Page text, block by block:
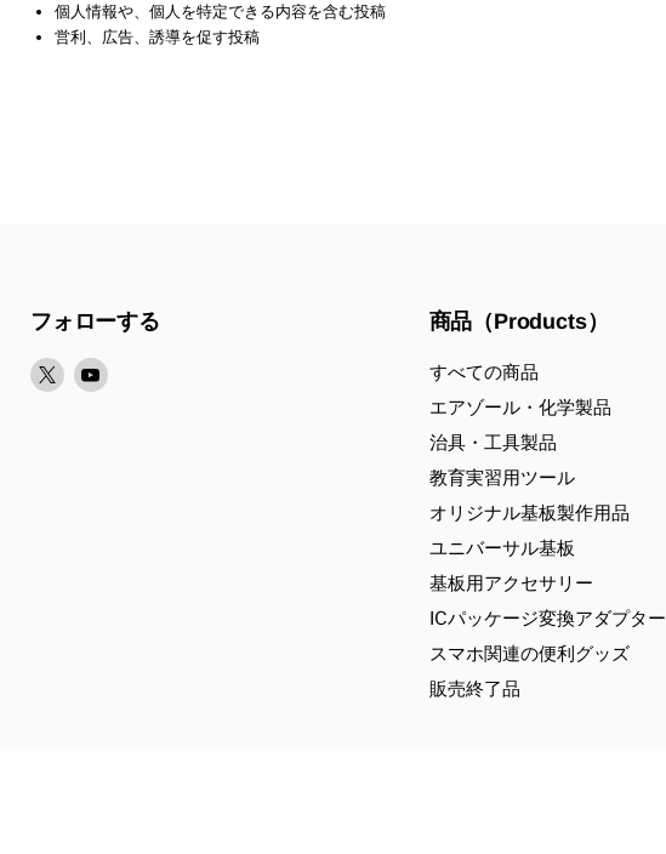
個人情報や、個人を特定できる内容を含む投稿
営利、広告、誘導を促す投稿
フォローする
X
Youtube
商品（Products）
すべての商品
エアゾール・化学製品
治具・工具製品
教育実習用ツール
オリジナル基板製作用品
ユニバーサル基板
基板用アクセサリー
ICパッケージ変換アダプター
スマホ関連の便利グッズ
販売終了品